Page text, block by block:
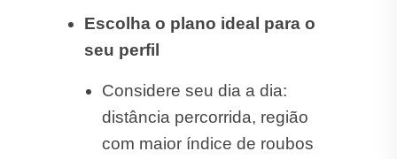
Escolha o plano ideal para o
seu perfil
Considere seu dia a dia:
distância percorrida, região
com maior índice de roubos